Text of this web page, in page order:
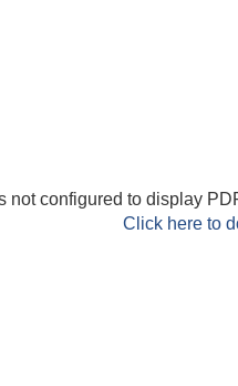
not configured to display
Click here to